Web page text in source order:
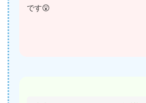
です😲